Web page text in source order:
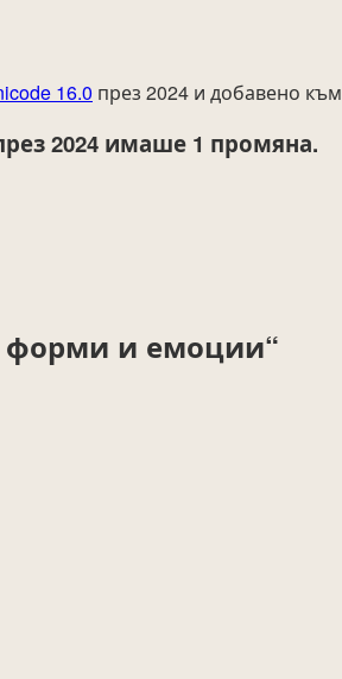
16.0 през 2024 и добавено към
2024 имаше 1 промяна.
форми и емоции“